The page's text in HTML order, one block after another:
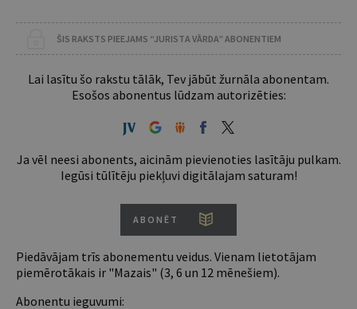
ŠIS RAKSTS PIEEJAMS “JURISTA VĀRDA” ABONENTIEM
Lai lasītu šo rakstu tālāk, Tev jābūt žurnāla abonentam.
Esošos abonentus lūdzam autorizēties:
Ja vēl neesi abonents, aicinām pievienoties lasītāju pulkam.
Iegūsi tūlītēju piekļuvi digitālajam saturam!
ABONĒT
Piedāvājam trīs abonementu veidus. Vienam lietotājam
piemērotākais ir "Mazais" (3, 6 un 12 mēnešiem).
Abonentu ieguvumi: